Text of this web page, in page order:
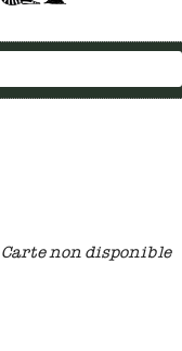
Carte non disponible